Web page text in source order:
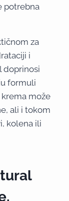
potrebna
za
i
doprinosi
formuli
krema može
ali i tokom
kolena ili